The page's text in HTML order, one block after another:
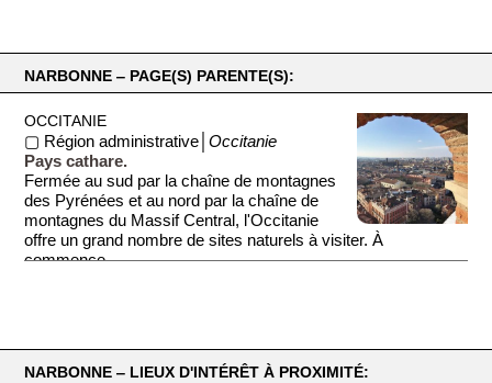
NARBONNE ‒ PAGE(S) PARENTE(S):
OCCITANIE
▢ Région administrative│Occitanie
Pays cathare.
Fermée au sud par la chaîne de montagnes
des Pyrénées et au nord par la chaîne de
montagnes du Massif Central, l'Occitanie
offre un grand nombre de sites naturels à visiter. À
commence...
NARBONNE ‒ LIEUX D'INTÉRÊT À PROXIMITÉ: